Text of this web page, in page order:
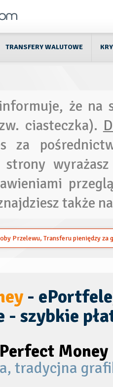
TRANSFERY WALUTOWE
że na
ciasteczka).
za
strony
także
Przelewu, Transferu pieniędzy
-
szybkie
Perfect Money
tradycjna